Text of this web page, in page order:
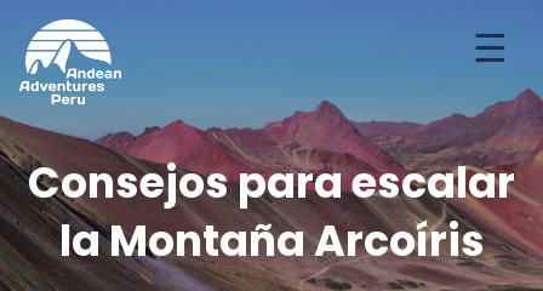
Ofertas de temporada
Consejos para escalar
la Montaña Arcoíris